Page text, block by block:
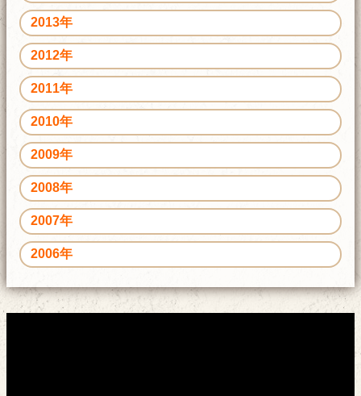
2013年
2012年
2011年
2010年
2009年
2008年
2007年
2006年